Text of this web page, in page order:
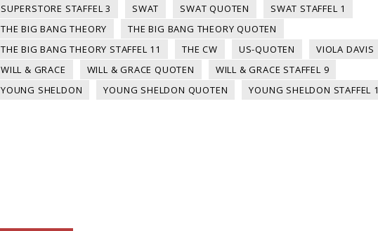
SUPERSTORE STAFFEL 3
SWAT SWAT QUOTEN
SWAT STAFFEL 1
THE BIG BANG THEORY
THE BIG BANG THEORY QUOTEN
THE BIG BANG THEORY STAFFEL 11
THE CW US-QUOTEN
VIOLA DAVIS
WILL & GRACE
WILL & GRACE QUOTEN
WILL & GRACE STAFFEL 9
YOUNG SHELDON
YOUNG SHELDON QUOTEN YOUNG SHELDON STAFFEL 1